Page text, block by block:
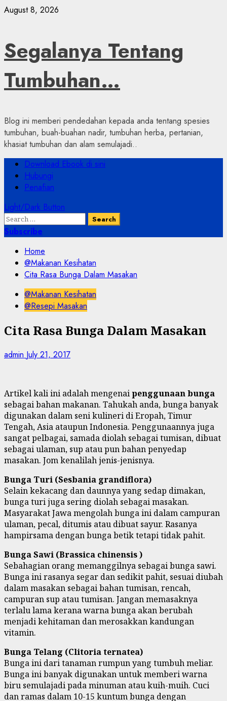
Skip
August 8, 2026
Segalanya Tentang
Tumbuhan…
Blog ini memberi pendedahan kepada anda tentang spesies
tumbuhan, buah-buahan nadir, tumbuhan herba, pertanian,
khasiat tumbuhan dan alam semulajadi..
Primary
Menu
Download Ebook di sini
Hubungi
Penafian
Light/Dark Button
Search
for:
Subscribe
Home
@Makanan Kesihatan
Cita Rasa Bunga Dalam Masakan
@Makanan Kesihatan
@Resepi Masakan
Cita Rasa Bunga Dalam Masakan
admin July 21, 2017
Artikel kali ini adalah mengenaipenggunaan bunga
sebagai bahan makanan. Tahukah anda, bunga banyak
digunakan dalam seni kulineri di Eropah, Timur
Tengah, Asia ataupun Indonesia. Penggunaannya juga
sangat pelbagai, samada diolah sebagai tumisan, dibuat
sebagai ulaman, sup atau pun bahan penyedap
masakan. Jom kenalilah jenis-jenisnya.
Bunga Turi (Sesbania grandiflora)
Selain kekacang dan daunnya yang sedap dimakan,
bunga turi juga sering diolah sebagai masakan.
Masyarakat Jawa mengolah bunga ini dalam campuran
ulaman, pecal, ditumis atau dibuat sayur. Rasanya
hampirsama dengan bunga betik tetapi tidak pahit.
Bunga Sawi (Brassica chinensis )
Sebahagian orang memanggilnya sebagai bunga sawi.
Bunga ini rasanya segar dan sedikit pahit, sesuai diubah
dalam masakan sebagai bahan tumisan, rencah,
campuran sup atau tumisan. Jangan memasaknya
terlalu lama kerana warna bunga akan berubah
menjadi kehitaman dan merosakkan kandungan
vitamin.
Bunga Telang (Clitoria ternatea)
Bunga ini dari tanaman rumpun yang tumbuh meliar.
Bunga ini banyak digunakan untuk memberi warna
biru semulajadi pada minuman atau kuih-muih. Cuci
dan ramas dalam 10-15 kuntum bunga dengan